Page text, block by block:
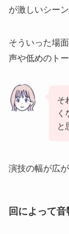
が激しいシー
そういった場
声や低めのト
そ
く
と
演技の幅が広
回によって